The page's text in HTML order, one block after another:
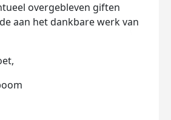
overgebleven giften
aan het dankbare werk van